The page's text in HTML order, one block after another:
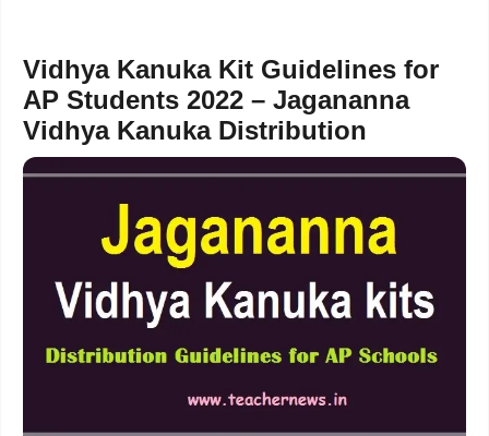
Vidhya Kanuka Kit Guidelines for
AP Students 2022 – Jagananna
Vidhya Kanuka Distribution